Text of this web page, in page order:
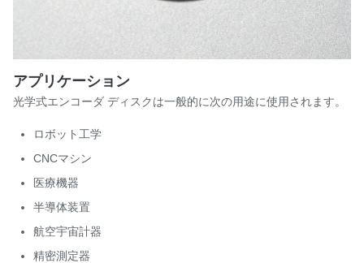
アプリケーション
光学式エンコーダ ディスクは一般的に次の用途に使用されます。
ロボット工学
CNCマシン
医療機器
半導体装置
航空宇宙計器
精密測定器